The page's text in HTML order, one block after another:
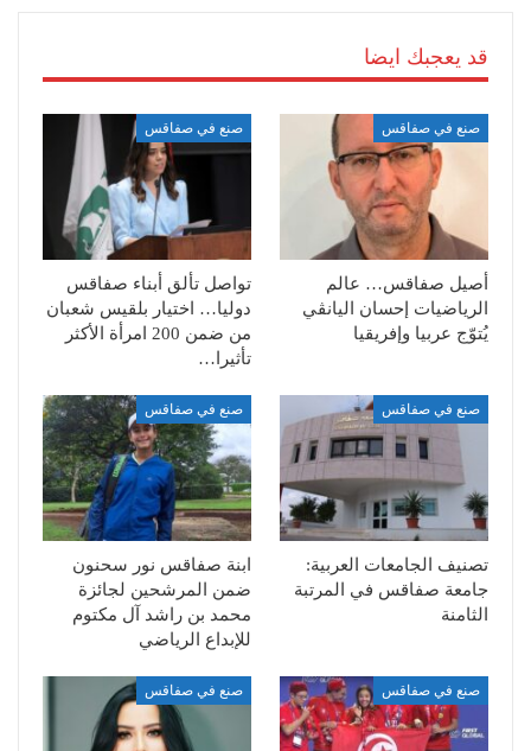
قد يعجبك ايضا
صنع في صفاقس
أصيل صفاقس… عالم
الرياضيات إحسان اليانڨي
يُتوّج عربيا وإفريقيا
صنع في صفاقس
تواصل تألق أبناء صفاقس
دوليا… اختيار بلقيس شعبان
من ضمن 200 امرأة الأكثر
تأثيرا…
صنع في صفاقس
تصنيف الجامعات العربية:
جامعة صفاقس في المرتبة
الثامنة
صنع في صفاقس
ابنة صفاقس نور سحنون
ضمن المرشحين لجائزة
محمد بن راشد آل مكتوم
للإبداع الرياضي
صنع في صفاقس صنع في صفاقس